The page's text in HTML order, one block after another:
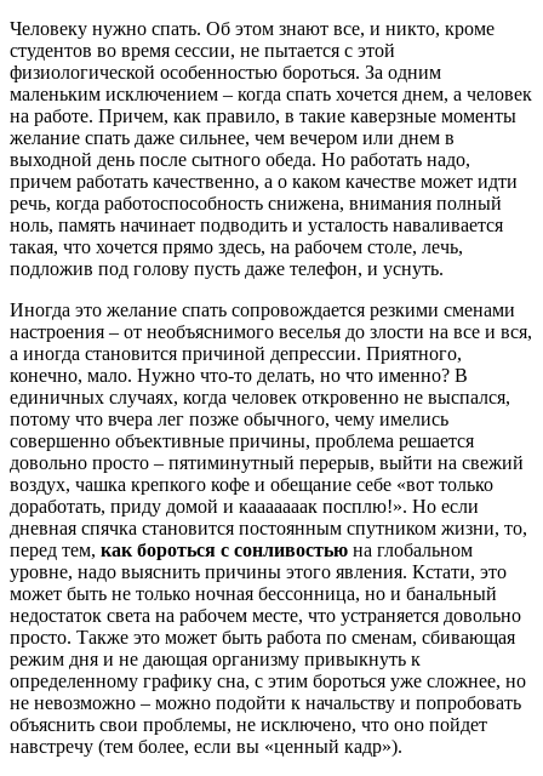
Человеку нужно спать. Об этом знают все, и никто, кроме
студентов во время сессии, не пытается с этой
физиологической особенностью бороться. За одним
маленьким исключением – когда спать хочется днем, а человек
на работе. Причем, как правило, в такие каверзные моменты
желание спать даже сильнее, чем вечером или днем в
выходной день после сытного обеда. Но работать надо,
причем работать качественно, а о каком качестве может идти
речь, когда работоспособность снижена, внимания полный
ноль, память начинает подводить и усталость наваливается
такая, что хочется прямо здесь, на рабочем столе, лечь,
подложив под голову пусть даже телефон, и уснуть.
Иногда это желание спать сопровождается резкими сменами
настроения – от необъяснимого веселья до злости на все и вся,
а иногда становится причиной депрессии. Приятного,
конечно, мало. Нужно что-то делать, но что именно? В
единичных случаях, когда человек откровенно не выспался,
потому что вчера лег позже обычного, чему имелись
совершенно объективные причины, проблема решается
довольно просто – пятиминутный перерыв, выйти на свежий
воздух, чашка крепкого кофе и обещание себе «вот только
доработать, приду домой и кааааааак посплю!». Но если
дневная спячка становится постоянным спутником жизни, то,
перед тем, как бороться с сонливостью на глобальном
уровне, надо выяснить причины этого явления. Кстати, это
может быть не только ночная бессонница, но и банальный
недостаток света на рабочем месте, что устраняется довольно
просто. Также это может быть работа по сменам, сбивающая
режим дня и не дающая организму привыкнуть к
определенному графику сна, с этим бороться уже сложнее, но
не невозможно – можно подойти к начальству и попробовать
объяснить свои проблемы, не исключено, что оно пойдет
навстречу (тем более, если вы «ценный кадр»).